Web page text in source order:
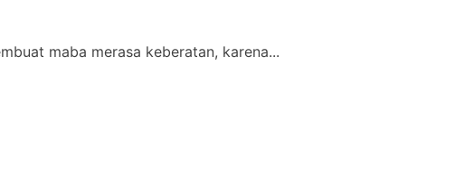
maba merasa keberatan, karena...